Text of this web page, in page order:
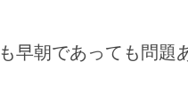
早朝であっても問題